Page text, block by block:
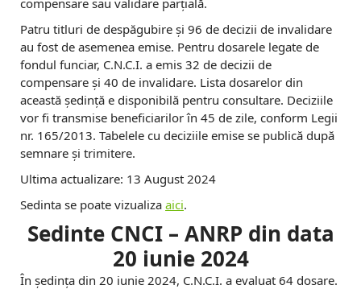
compensare sau validare parțială.
Patru titluri de despăgubire și 96 de decizii de invalidare
au fost de asemenea emise. Pentru dosarele legate de
fondul funciar, C.N.C.I. a emis 32 de decizii de
compensare și 40 de invalidare. Lista dosarelor din
această ședință e disponibilă pentru consultare. Deciziile
vor fi transmise beneficiarilor în 45 de zile, conform Legii
nr. 165/2013. Tabelele cu deciziile emise se publică după
semnare și trimitere.
Ultima actualizare: 13 August 2024
Sedinta se poate vizualiza aici.
Sedinte CNCI – ANRP din data
20 iunie 2024
În ședința din 20 iunie 2024, C.N.C.I. a evaluat 64 dosare.